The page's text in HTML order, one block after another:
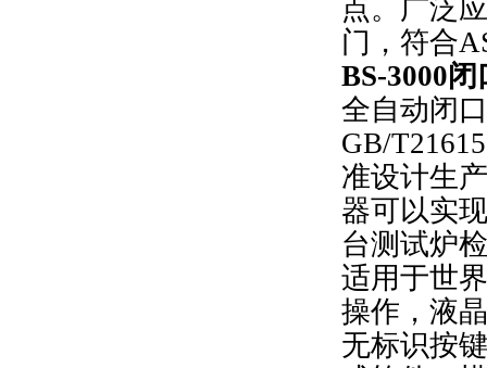
点。广泛
门，符合
BS-3000闭
全自动闭
GB/
准设计生
器可以实
台测试炉
适用于世
操作，液
无标识按